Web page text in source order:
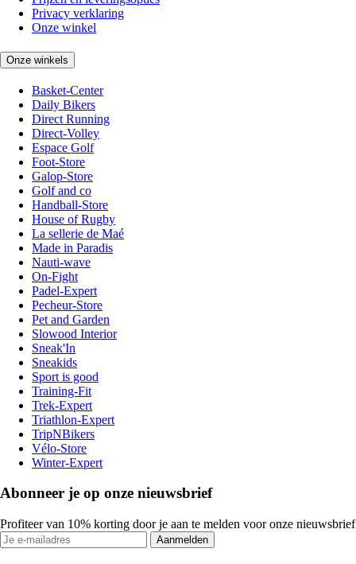
Privacy verklaring
Onze winkel
Onze winkels
Basket-Center
Daily Bikers
Direct Running
Direct-Volley
Espace Golf
Foot-Store
Galop-Store
Golf and co
Handball-Store
House of Rugby
La sellerie de Maé
Made in Paradis
Nauti-wave
On-Fight
Padel-Expert
Pecheur-Store
Pet and Garden
Slowood Interior
Sneak'In
Sneakids
Sport is good
Training-Fit
Trek-Expert
Triathlon-Expert
TripNBikers
Vélo-Store
Winter-Expert
Abonneer je op onze nieuwsbrief
Profiteer van 10% korting door je aan te melden voor onze nieuwsbrief
Aanmelden